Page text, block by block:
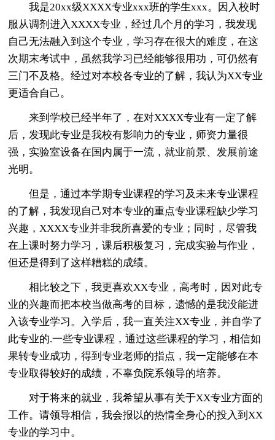
我是20xx级XXXX专业xxx班的学生xxx。因入校时
服从调剂进入XXXX专业，经过几个月的学习，我发现
自己无法融入到这个专业，学习存在很大的难度，在这
次期末考试中，虽然我学习已经能够很用功，可仍然有
三门不及格。经过对本校各专业的了解，我认为XX专业
更适合自己。
来到学校已经半年了，在对XXXX专业有一定了解
后，发现此专业是我校有影响力的专业，师资力量很
强，实验室设备在国内属于一流，就业前景、发展前途
光明。
但是，通过本学期专业课程的学习及未来专业课程
的了解，我发现自己对本专业的重点专业课程缺少学习
兴趣，XXXX专业并非我所喜爱的专业；同时，尽管我
在上课时努力学习，课后积极复习，完成实验与作业，
但还是得到了这样糟糕的成绩。
相比较之下，我更喜欢XX专业，高考时，因对此专
业的兴趣而把本校当做高考的目标，遗憾的是我没能进
入该专业学习。入学后，我一直关注XX专业，并自学了
此专业的.一些专业课程，通过这些课程的学习，相信如
果转专业成功，得到专业老师的指点，我一定能够在本
专业取得较好的成绩，不辜负院系领导的培养。
对于将来的就业，我希望从事有关于XX专业方面的
工作。请领导相信，我会报以的热情全身心的投入到XX
专业的学习中。